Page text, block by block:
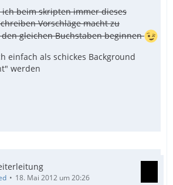
beim skripten immer dieses
Vorschläge macht zu
gleichen Buchstaben beginnen
einfach als schickes Background
werden
18. Mai 2012 um 20:26